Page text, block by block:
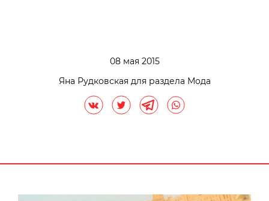
08 мая 2015
Яна Рудковская для раздела Мода